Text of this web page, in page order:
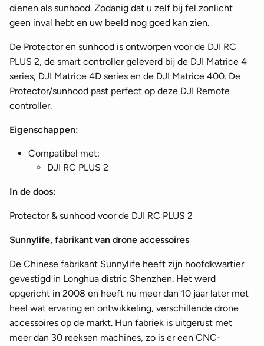
dienen als sunhood. Zodanig dat u zelf bij fel zonlicht
geen inval hebt en uw beeld nog goed kan zien.
De Protector en sunhood is ontworpen voor de DJI RC
PLUS 2, de smart controller geleverd bij de DJI Matrice 4
series, DJI Matrice 4D series en de DJI Matrice 400. De
Protector/sunhood past perfect op deze DJI Remote
controller.
Eigenschappen:
Compatibel met:
DJI RC PLUS 2
In de doos:
Protector & sunhood voor de DJI RC PLUS 2
Sunnylife, fabrikant van drone accessoires
De Chinese fabrikant Sunnylife heeft zijn hoofdkwartier
gevestigd in Longhua distric Shenzhen. Het werd
opgericht in 2008 en heeft nu meer dan 10 jaar later met
heel wat ervaring en ontwikkeling, verschillende drone
accessoires op de markt. Hun fabriek is uitgerust met
meer dan 30 reeksen machines, zo is er een CNC-